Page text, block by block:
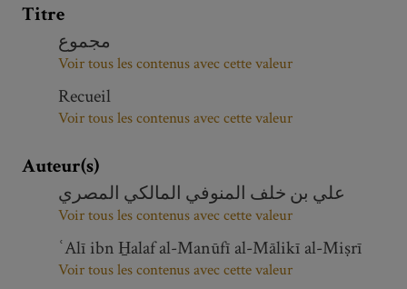
Titre
مجموع
Voir tous les contenus avec cette valeur
Recueil
Voir tous les contenus avec cette valeur
Auteur(s)
علي بن خلف المنوفي المالكي المصري
Voir tous les contenus avec cette valeur
ʿAlī ibn H̱alaf al-Manūfī al-Mālikī al-Miṣrī
Voir tous les contenus avec cette valeur